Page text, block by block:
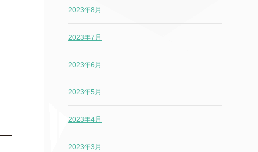
2023年8月
2023年7月
2023年6月
2023年5月
2023年4月
2023年3月